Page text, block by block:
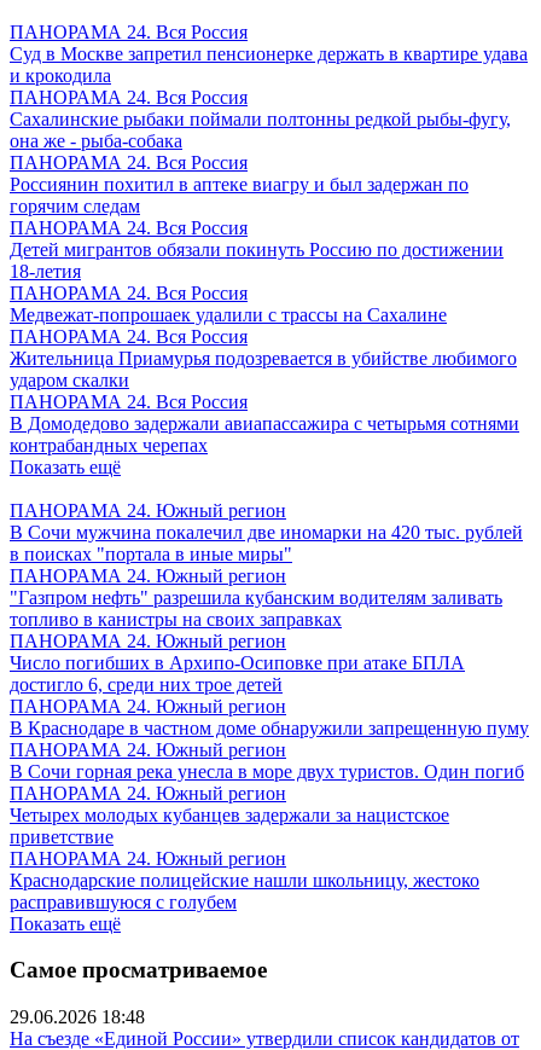
ПАНОРАМА 24. Вся Россия
Суд в Москве запретил пенсионерке держать в квартире удава
и крокодила
ПАНОРАМА 24. Вся Россия
Сахалинские рыбаки поймали полтонны редкой рыбы-фугу,
она же - рыба-собака
ПАНОРАМА 24. Вся Россия
Россиянин похитил в аптеке виагру и был задержан по
горячим следам
ПАНОРАМА 24. Вся Россия
Детей мигрантов обязали покинуть Россию по достижении
18-летия
ПАНОРАМА 24. Вся Россия
Медвежат-попрошаек удалили с трассы на Сахалине
ПАНОРАМА 24. Вся Россия
Жительница Приамурья подозревается в убийстве любимого
ударом скалки
ПАНОРАМА 24. Вся Россия
В Домодедово задержали авиапассажира с четырьмя сотнями
контрабандных черепах
Показать ещё
ПАНОРАМА 24. Южный регион
В Сочи мужчина покалечил две иномарки на 420 тыс. рублей
в поисках "портала в иные миры"
ПАНОРАМА 24. Южный регион
"Газпром нефть" разрешила кубанским водителям заливать
топливо в канистры на своих заправках
ПАНОРАМА 24. Южный регион
Число погибших в Архипо-Осиповке при атаке БПЛА
достигло 6, среди них трое детей
ПАНОРАМА 24. Южный регион
В Краснодаре в частном доме обнаружили запрещенную пуму
ПАНОРАМА 24. Южный регион
В Сочи горная река унесла в море двух туристов. Один погиб
ПАНОРАМА 24. Южный регион
Четырех молодых кубанцев задержали за нацистское
приветствие
ПАНОРАМА 24. Южный регион
Краснодарские полицейские нашли школьницу, жестоко
расправившуюся с голубем
Показать ещё
Самое просматриваемое
29.06.2026 18:48
На съезде «Единой России» утвердили список кандидатов от